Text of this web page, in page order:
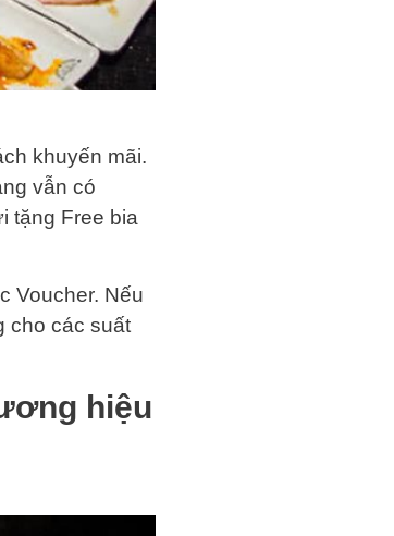
khuyến mãi.
vẫn có
tặng Free bia
Voucher. Nếu
cho các suất
hiệu